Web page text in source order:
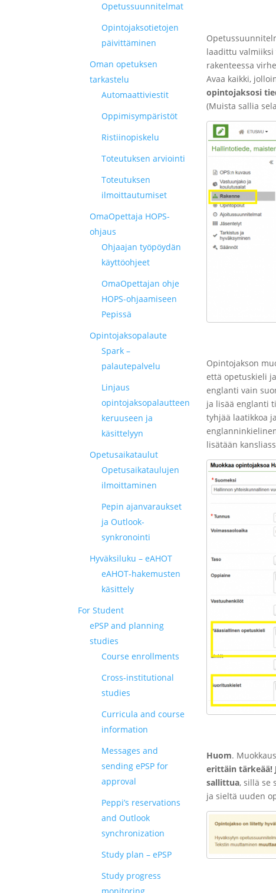
Opetussuunnitelmat
Opintojaksotietojen
päivittäminen
Oman opetuksen
tarkastelu
Automaattiviestit
Oppimisympäristöt
Ristiinopiskelu
Toteutuksen arviointi
Toteutuksen
ilmoittautumiset
OmaOpettaja HOPS-
ohjaus
Ohjaajan työpöydän
käyttöohjeet
OmaOpettajan ohje
HOPS-ohjaamiseen
Pepissä
Opintojaksopalaute
Spark –
palautepalvelu
Linjaus
opintojaksopalautteen
keruuseen ja
käsittelyyn
Opetusaikataulut
Opetusaikataulujen
ilmoittaminen
Pepin ajanvaraukset
ja Outlook-
synkronointi
Hyväksiluku – eAHOT
eAHOT-hakemusten
käsittely
For Student
ePSP and planning
studies
Course enrollments
Cross-institutional
studies
Curricula and course
information
Messages and
sending ePSP for
approval
Peppi’s reservations
and Outlook
synchronization
Study plan – ePSP
Study progress
laadittu valmiiksi
rakenteessa
Avaa kaikki,
opintojaksosi
(Muista sallia
Opintojakson
että opetuskieli
englanti vain
ja lisää englanti
tyhjää laatikkoa
lisätään
Huom.
erittäin tärkeää!
sallittua, sillä se
ja sieltä uuden